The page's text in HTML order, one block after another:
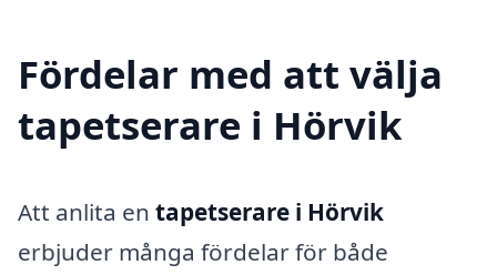
Fördelar med att välja
tapetserare i Hörvik
Att anlita en tapetserare i Hörvik
erbjuder många fördelar för både